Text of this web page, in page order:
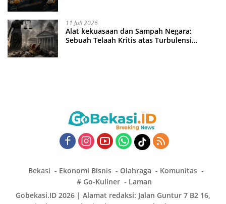
11 Juli 2026
Alat kekuasaan dan Sampah Negara:
Sebuah Telaah Kritis atas Turbulensi
Bekasi Ekonomi Bisnis Olahraga
Komunitas
# Go-Kuliner
Laman
Gobekasi.ID 2026 | Alamat redaksi: Jalan Guntur 7 B2 16,